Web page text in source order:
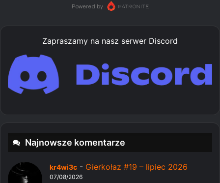
Zapraszamy na nasz serwer Discord
Najnowsze komentarze
kr4wi3c - Gierkołaz #19 – lipiec 2026
07/08/2026